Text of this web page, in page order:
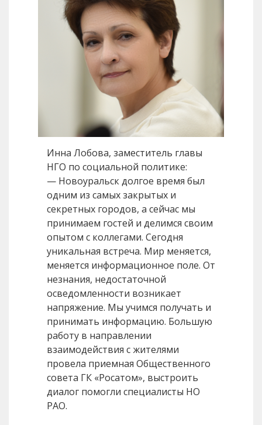
Инна Лобова, заместитель главы
НГО по социальной политике:
— Новоуральск долгое время был
одним из самых закрытых и
секретных городов, а сейчас мы
принимаем гостей и делимся своим
опытом с коллегами. Сегодня
уникальная встреча. Мир меняется,
меняется информационное поле. От
незнания, недостаточной
осведомленности возникает
напряжение. Мы учимся получать и
принимать информацию. Большую
работу в направлении
взаимодействия с жителями
провела приемная Общественного
совета ГК «Росатом», выстроить
диалог помогли специалисты НО
РАО.